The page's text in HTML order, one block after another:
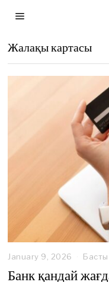
Жалақы картасы
January 9, 2026 Басты
Банк қандай